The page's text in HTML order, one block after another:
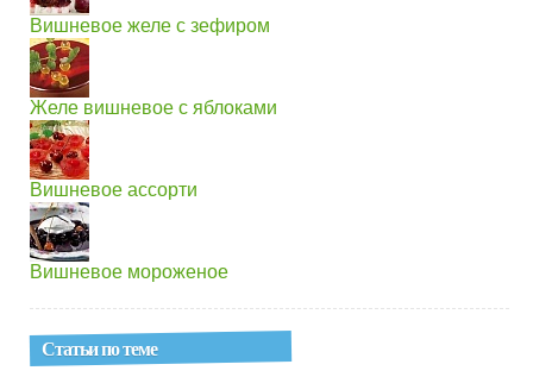
Вишневое желе с зефиром
Желе вишневое с яблоками
Вишневое ассорти
Вишневое мороженое
Статьи по теме